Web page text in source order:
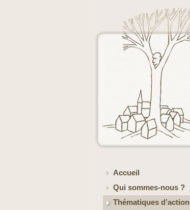
Accueil
Qui sommes-nous ?
Thématiques d’action